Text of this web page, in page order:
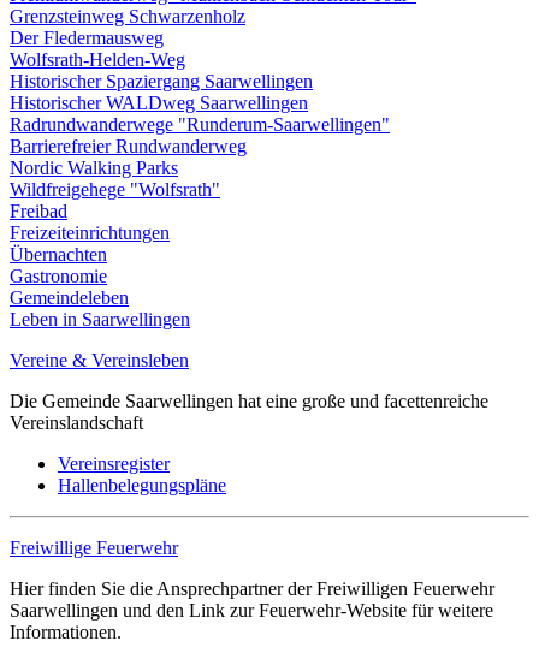
Grenzsteinweg Schwarzenholz
Der Fledermausweg
Wolfsrath-Helden-Weg
Historischer Spaziergang Saarwellingen
Historischer WALDweg Saarwellingen
Radrundwanderwege "Runderum-Saarwellingen"
Barrierefreier Rundwanderweg
Nordic Walking Parks
Wildfreigehege "Wolfsrath"
Freibad
Freizeiteinrichtungen
Übernachten
Gastronomie
Gemeindeleben
Leben in Saarwellingen
Vereine & Vereinsleben
Die Gemeinde Saarwellingen hat eine große und facettenreiche
Vereinslandschaft
Vereinsregister
Hallenbelegungspläne
Freiwillige Feuerwehr
Hier finden Sie die Ansprechpartner der Freiwilligen Feuerwehr
Saarwellingen und den Link zur Feuerwehr-Website für weitere
Informationen.